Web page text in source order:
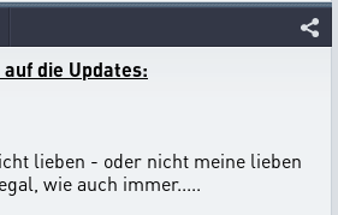
die Updates:
lieben - oder nicht meine lieben
wie auch immer.....